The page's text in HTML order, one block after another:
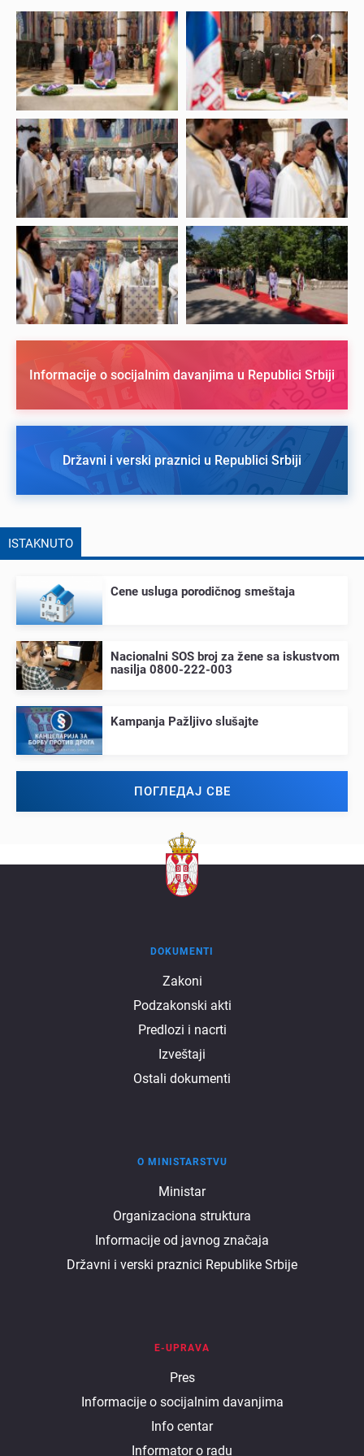
Informacije o socijalnim davanjima u Republici Srbiji
Državni i verski praznici u Republici Srbiji
ISTAKNUTO
Cеnе usluga porodičnog smеštaja
Nacionalni SOS broj za žеnе sa iskustvom
nasilja 0800-222-003
Kampanja Pažljivo slušajtе
ПОГЛЕДАЈ СВЕ
DOKUMENTI
Zakoni
Podzakonski akti
Predlozi i nacrti
Izveštaji
Ostali dokumenti
ministarstvu
O MINISTARSTVU
Ministar
Organizaciona struktura
Informacije od javnog značaja
Državni i verski praznici Republike Srbije
E-UPRAVA
Pres
Informacije o socijalnim davanjima
Info centar
Informator o radu